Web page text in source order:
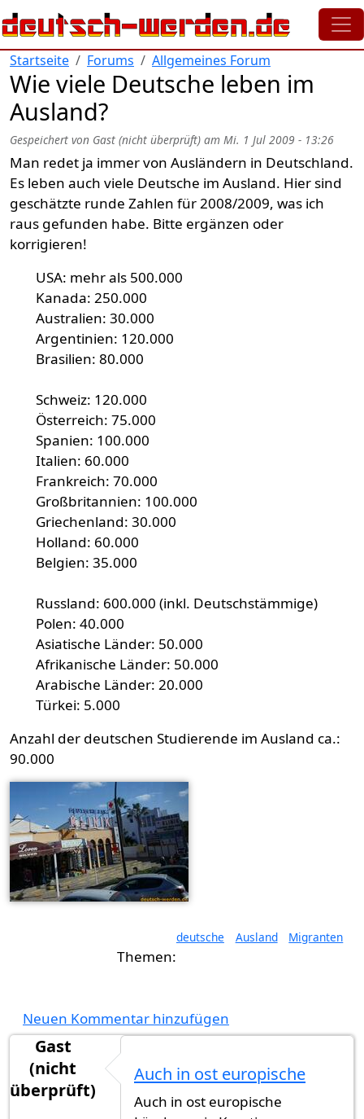
Direkt zum Inhalt
Startseite Forums Allgemeines Forum
Wie viele Deutsche leben im
Ausland?
Gespeichert von Gast (nicht überprüft) am Mi. 1 Jul 2009 - 13:26
Man redet ja immer von Ausländern in Deutschland.
Es leben auch viele Deutsche im Ausland. Hier sind
geschätzte runde Zahlen für 2008/2009, was ich
raus gefunden habe. Bitte ergänzen oder
korrigieren!
USA: mehr als 500.000
Kanada: 250.000
Australien: 30.000
Argentinien: 120.000
Brasilien: 80.000
Schweiz: 120.000
Österreich: 75.000
Spanien: 100.000
Italien: 60.000
Frankreich: 70.000
Großbritannien: 100.000
Griechenland: 30.000
Holland: 60.000
Belgien: 35.000
Russland: 600.000 (inkl. Deutschstämmige)
Polen: 40.000
Asiatische Länder: 50.000
Afrikanische Länder: 50.000
Arabische Länder: 20.000
Türkei: 5.000
Anzahl der deutschen Studierende im Ausland ca.:
90.000
deutsche Ausland Migranten
Neuen Kommentar hinzufügen
Gast
(nicht
überprüft)
Auch in ost europische
Auch in ost europische